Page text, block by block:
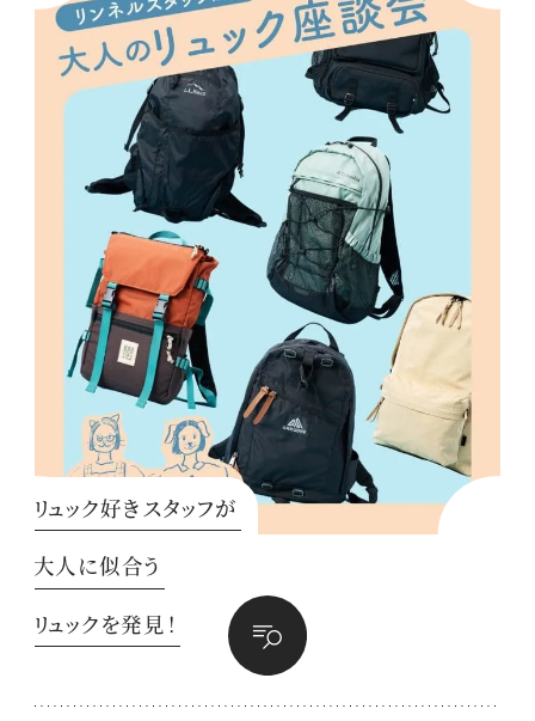
リュック好きスタッフが
大人に似合う
リュックを発見！